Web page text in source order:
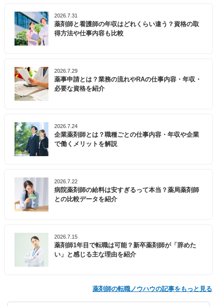
2026.7.31
薬剤師と看護師の年収はどれくらい違う？資格の取
得方法や仕事内容も比較
2026.7.29
薬事申請とは？業務の流れやRAの仕事内容・年収・
必要な資格を紹介
2026.7.24
企業薬剤師とは？職種ごとの仕事内容・年収や企業
で働くメリットを解説
2026.7.22
病院薬剤師の給料は安すぎるって本当？薬局薬剤師
との比較データを紹介
2026.7.15
薬剤師1年目で転職は可能？新卒薬剤師が「辞めた
い」と感じる主な理由を紹介
薬剤師の転職ノウハウの記事をもっと見る